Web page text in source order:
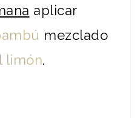
aplicar
mezclado
limón.